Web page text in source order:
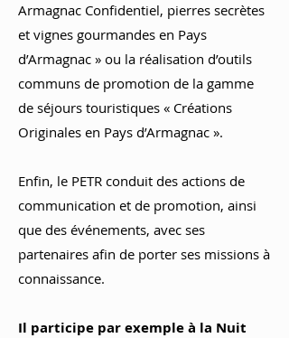
Armagnac Confidentiel, pierres secrètes
et vignes gourmandes en Pays
d’Armagnac » ou la réalisation d’outils
communs de promotion de la gamme
de séjours touristiques « Créations
Originales en Pays d’Armagnac ».
Enfin, le PETR conduit des actions de
communication et de promotion, ainsi
que des événements, avec ses
partenaires afin de porter ses missions à
connaissance.
Il participe par exemple à la Nuit